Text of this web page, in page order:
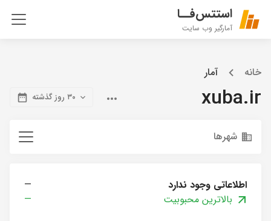
استتس‌فــا
آمارگیر وب سایت
خانه آمار
xuba.ir ۳۰ روز گذشته
شهرها
اطلاعاتی وجود ندارد
—
بالاترین محبوبیت
—